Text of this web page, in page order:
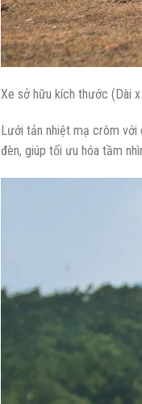
Xe sở hữu kích thước (Dài
Lưới tản nhiệt mạ crôm với
đèn, giúp tối ưu hóa tầm